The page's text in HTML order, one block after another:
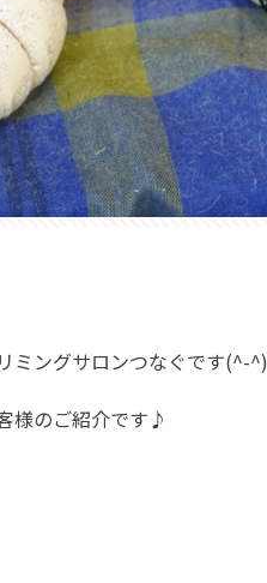
ミングサロンつなぐです(^-^)
様のご紹介です♪